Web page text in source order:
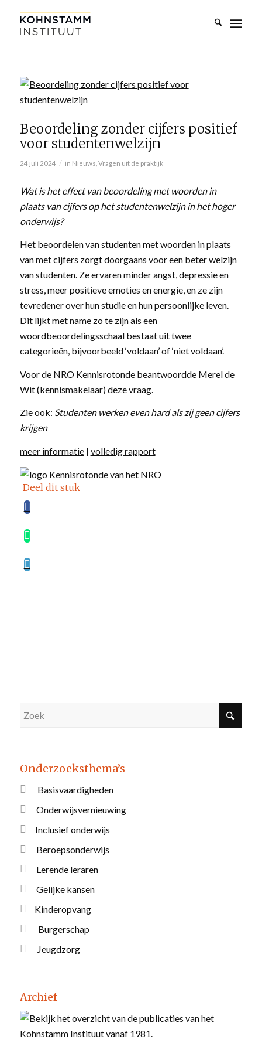
Beoordeling zonder cijfers positief
voor studentenwelzijn
24 juli 2024 / in Nieuws Vragen uit de praktijk
Wat is het effect van beoordeling met woorden in
plaats van cijfers op het studentenwelzijn in het hoger
onderwijs?
Het beoordelen van studenten met woorden in plaats
van met cijfers zorgt doorgaans voor een beter welzijn
van studenten. Ze ervaren minder angst, depressie en
stress, meer positieve emoties en energie, en ze zijn
tevredener over hun studie en hun persoonlijke leven.
Dit lijkt met name zo te zijn als een
woordbeoordelingsschaal bestaat uit twee
categorieën, bijvoorbeeld ‘voldaan’ of ‘niet voldaan’.
Voor de NRO Kennisrotonde beantwoordde Merel de
Wit(kennismakelaar) deze vraag.
Zie ook: Studenten werken even hard als zij geen cijfers
krijgen
meer informatie| volledig rapport
Deel dit stuk
Onderzoeksthema’s
Basisvaardigheden
Onderwijsvernieuwing
Inclusief onderwijs
Beroepsonderwijs
Lerende leraren
Gelijke kansen
Kinderopvang
Burgerschap
Jeugdzorg
Archief